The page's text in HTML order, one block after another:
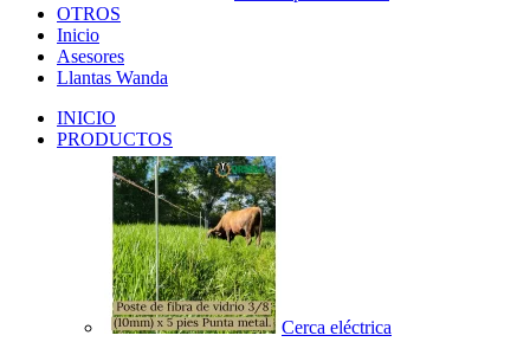
OTROS
Inicio
Asesores
Llantas Wanda
INICIO
PRODUCTOS
Cerca eléctrica